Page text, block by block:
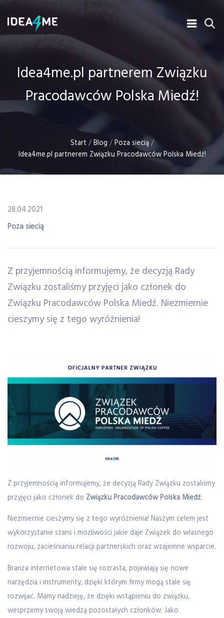
Idea4me.pl partnerem Związku
Pracodawców Polska Miedź!
Start /Blog /Poza siecią/
Idea4me.pl partnerem Związku Pracodawców Polska Miedź!
28.04.2021
Poza siecią
Z przyjemnością informujemy, że decyzją Rady
Związku zostaliśmy przyjęci jako członek do
Związku Pracodawców Polska Miedź. Niezmiernie
cieszymy się z tego wyróżnienia!
Z przyjemnością informujemy, że decyzją Rady Związku zostaliśmy
przyjęci jako członek do Związku Pracodawców Polska Miedź.
Niezmiernie cieszymy się z tego wyróżnienia! Naszym celem jest
wykorzystanie szans i możliwości jakie daje Związek do własnego
rozwoju, zacieśnianiu relacji partnerskich oraz wzajemne wsparcie.
Branża internetowa stale się rozrasta, pojawiają się nowe
narzędzia i instrumenty, dzięki którym firmy mogą stale się
rozwijać. Mamy nadzieję, że dzięki wstąpieniu do związku,
wesprzemy swoją wiedzą pozostałych członków. Jako